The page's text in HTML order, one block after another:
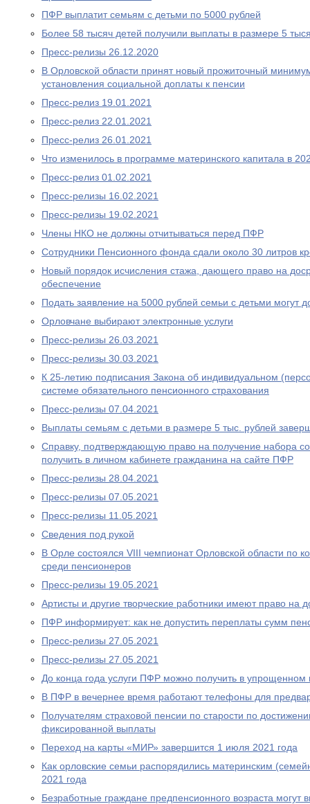
ПФР выплатит семьям с детьми по 5000 рублей
Более 58 тысяч детей получили выплаты в размере 5
Пресс-релизы 26.12.2020
В Орловской области принят новый прожиточный
установления социальной доплаты к пенсии
Пресс-релиз 19.01.2021
Пресс-релиз 22.01.2021
Пресс-релиз 26.01.2021
Что изменилось в программе материнского капитала в
Пресс-релиз 01.02.2021
Пресс-релизы 16.02.2021
Пресс-релизы 19.02.2021
Члены НКО не должны отчитываться перед ПФР
Сотрудники Пенсионного фонда сдали около 30 литров
Новый порядок исчисления стажа, дающего право на
обеспечение
Подать заявление на 5000 рублей семьи с детьми могут
Орловчане выбирают электронные услуги
Пресс-релизы 26.03.2021
Пресс-релизы 30.03.2021
К 25-летию подписания Закона об индивидуальном
системе обязательного пенсионного страхования
Пресс-релизы 07.04.2021
Выплаты семьям с детьми в размере 5 тыс. рублей
Справку, подтверждающую право на получение набора
получить в личном кабинете гражданина на сайте ПФР
Пресс-релизы 28.04.2021
Пресс-релизы 07.05.2021
Пресс-релизы 11.05.2021
Сведения под рукой
В Орле состоялся VIII чемпионат Орловской области по
среди пенсионеров
Пресс-релизы 19.05.2021
Артисты и другие творческие работники имеют право на
ПФР информирует: как не допустить переплаты сумм
Пресс-релизы 27.05.2021
Пресс-релизы 27.05.2021
До конца года услуги ПФР можно получить в упрощенном
В ПФР в вечернее время работают телефоны для
Получателям страховой пенсии по старости по
фиксированной выплаты
Переход на карты «МИР» завершится 1 июля 2021 года
Как орловские семьи распорядились материнским
2021 года
Безработные граждане предпенсионного возраста